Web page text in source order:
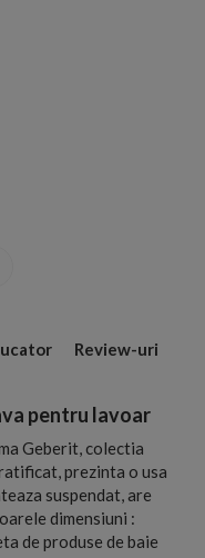
Review-uri
pentru lavoar
Geberit, colectia
prezinta o usa
suspendat, are
dimensiuni :
de produse de baie